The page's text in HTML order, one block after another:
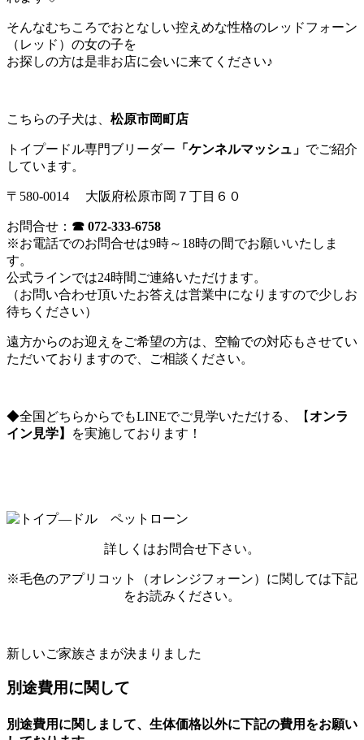
そんなむちころでおとなしい控えめな性格のレッドフォーン
（レッド）の女の子を
お探しの方は是非お店に会いに来てください♪
こちらの子犬は、 松原市岡町店
トイプードル専門ブリーダー 「ケンネルマッシュ」 でご紹介
しています。
〒580-0014 大阪府松原市岡７丁目６０
お問合せ： ☎ 072-333-6758
※お電話でのお問合せは9時～18時の間でお願いいたしま
す。
公式ラインでは24時間ご連絡いただけます。
（お問い合わせ頂いたお答えは営業中になりますので少しお
待ちください）
遠方からのお迎えをご希望の方は、空輸での対応もさせてい
ただいておりますので、ご相談ください。
◆全国どちらからでもLINEでご見学いただける、【オンラ
イン見学】
を実施しております！
詳しくはお問合せ下さい。
※毛色のアプリコット（オレンジフォーン）に関しては下記
をお読みください。
新しいご家族さまが決まりました
別途費用に関して
別途費用に関しまして、生体価格以外に下記の費用をお願い